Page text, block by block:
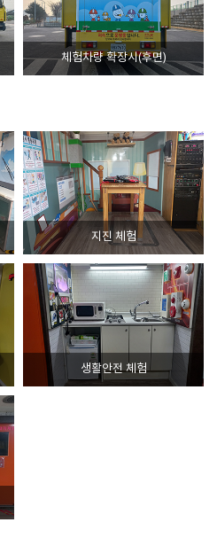
체험차량 확장시(후면)
지진 체험
생활안전 체험